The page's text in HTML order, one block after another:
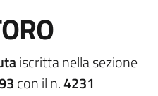
iscritta nella sezione
con il n.4231